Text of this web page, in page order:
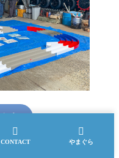

CONTACT

やまぐら